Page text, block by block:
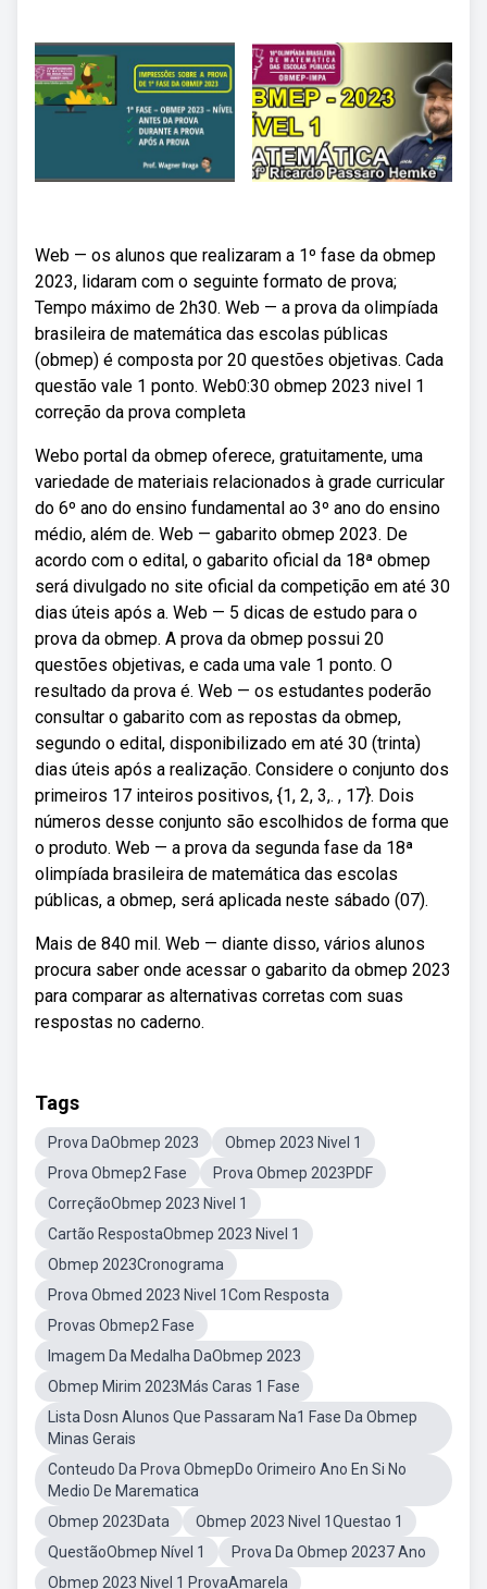
Web — os alunos que realizaram a 1º fase da obmep
2023, lidaram com o seguinte formato de prova;
Tempo máximo de 2h30. Web — a prova da olimpíada
brasileira de matemática das escolas públicas
(obmep) é composta por 20 questões objetivas. Cada
questão vale 1 ponto. Web0:30 obmep 2023 nivel 1
correção da prova completa
Webo portal da obmep oferece, gratuitamente, uma
variedade de materiais relacionados à grade curricular
do 6º ano do ensino fundamental ao 3º ano do ensino
médio, além de. Web — gabarito obmep 2023. De
acordo com o edital, o gabarito oficial da 18ª obmep
será divulgado no site oficial da competição em até 30
dias úteis após a. Web — 5 dicas de estudo para o
prova da obmep. A prova da obmep possui 20
questões objetivas, e cada uma vale 1 ponto. O
resultado da prova é. Web — os estudantes poderão
consultar o gabarito com as repostas da obmep,
segundo o edital, disponibilizado em até 30 (trinta)
dias úteis após a realização. Considere o conjunto dos
primeiros 17 inteiros positivos, {1, 2, 3,. , 17}. Dois
números desse conjunto são escolhidos de forma que
o produto. Web — a prova da segunda fase da 18ª
olimpíada brasileira de matemática das escolas
públicas, a obmep, será aplicada neste sábado (07).
Mais de 840 mil. Web — diante disso, vários alunos
procura saber onde acessar o gabarito da obmep 2023
para comparar as alternativas corretas com suas
respostas no caderno.
Tags
Prova DaObmep 2023
Obmep 2023 Nivel 1
Prova Obmep2 Fase
Prova Obmep 2023PDF
CorreçãoObmep 2023 Nivel 1
Cartão RespostaObmep 2023 Nivel 1
Obmep 2023Cronograma
Prova Obmed 2023 Nivel 1Com Resposta
Provas Obmep2 Fase
Imagem Da Medalha DaObmep 2023
Obmep Mirim 2023Más Caras 1 Fase
Lista Dosn Alunos Que Passaram Na1 Fase Da Obmep
Minas Gerais
Conteudo Da Prova ObmepDo Orimeiro Ano En Si No
Medio De Marematica
Obmep 2023Data
Obmep 2023 Nivel 1Questao 1
QuestãoObmep Nível 1
Prova Da Obmep 20237 Ano
Obmep 2023 Nivel 1 ProvaAmarela